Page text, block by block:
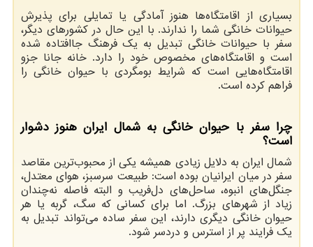
بسیاری از اقامتگاه‌ها هنوز آمادگی یا تمایلی برای پذیرش
حیوانات خانگی شما را ندارند. با این حال در کشورهای دیگر،
سفر با حیوانات خانگی تبدیل به یک فرهنگ جاافتاده شده
است و اقامتگاه‌های مخصوص خود را دارد. خانه جانا جزو
اقامتگاه‌هایی است که شرایط بومگردی با حیوان خانگی را
فراهم کرده است.
چرا سفر با حیوان خانگی به شمال ایران هنوز دشوار
است؟
شمال ایران به دلایل زیادی همیشه یکی از محبوب‌ترین مقاصد
سفر در میان ایرانیان بوده است: طبیعت سرسبز، هوای معتدل،
جنگل‌های انبوه، ساحل‌های دل‌فریب و البته فاصله نه‌چندان
زیاد از شهرهای بزرگ. اما برای کسانی که سگ، گربه یا هر
حیوان خانگی دیگری دارند، این سفر ساده می‌تواند تبدیل به
یک فرایند پر از استرس و دردسر شود.